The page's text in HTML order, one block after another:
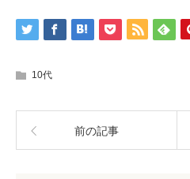
10代
前の記事